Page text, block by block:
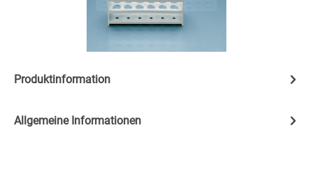
Produktinformation
Allgemeine Informationen